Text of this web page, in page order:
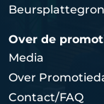
Over de
Media
Over
Contact/FAQ